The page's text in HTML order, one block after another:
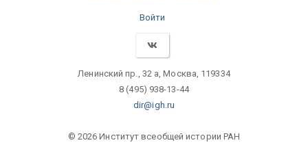
Войти
Ленинский пр., 32 а, Москва, 119334
8 (495) 938-13-44
dir@igh.ru
© 2026 Институт всеобщей истории РАН